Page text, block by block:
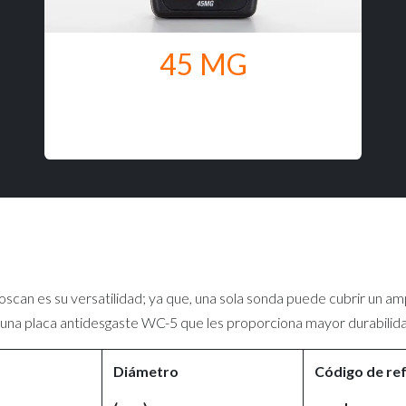
45 MG
es su versatilidad; ya que, una sola sonda puede cubrir un
placa antidesgaste WC-5 que les proporciona mayor
Diámetro Código de